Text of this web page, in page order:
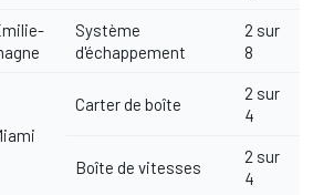
Système
d'échappement
2 sur
8
Carter de boîte
2 sur
4
Boîte de vitesses
2 sur
4